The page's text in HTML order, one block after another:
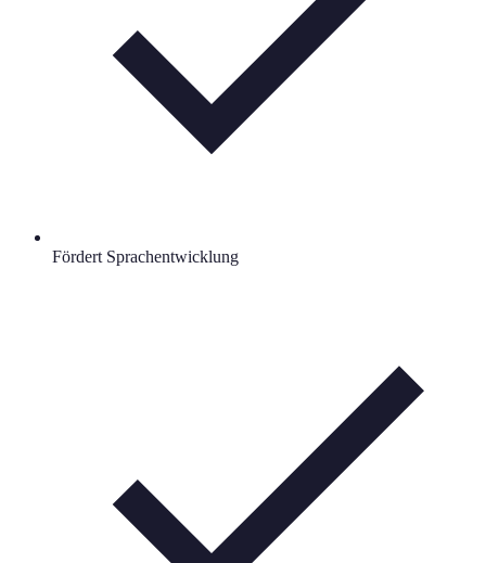
Fördert Sprachentwicklung